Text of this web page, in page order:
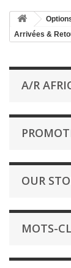
Arrivées &
A/R
OUR
MOTS-